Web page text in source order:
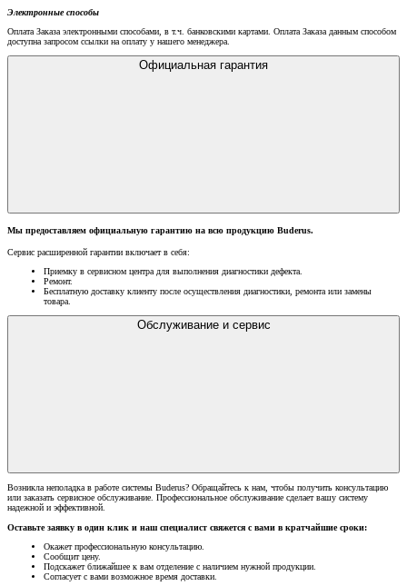
Электронные способы
Оплата Заказа электронными способами, в т.ч. банковскими картами. Оплата Заказа данным способом
доступна запросом ссылки на оплату у нашего менеджера.
Официальная гарантия
Мы предоставляем официальную гарантию на всю продукцию Buderus.
Сервис расширенной гарантии включает в себя:
Приемку в сервисном центра для выполнения диагностики дефекта.
Ремонт.
Бесплатную доставку клиенту после осуществления диагностики, ремонта или замены
товара.
Обслуживание и сервис
Возникла неполадка в работе системы Buderus? Обращайтесь к нам, чтобы получить консультацию
или заказать сервисное обслуживание. Профессиональное обслуживание сделает вашу систему
надежной и эффективной.
Оставьте заявку в один клик и наш специалист свяжется с вами в кратчайшие сроки:
Окажет профессиональную консультацию.
Сообщит цену.
Подскажет ближайшее к вам отделение с наличием нужной продукции.
Согласует с вами возможное время доставки.